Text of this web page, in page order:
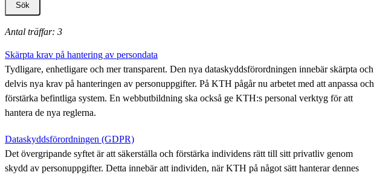
Antal träffar: 3
Skärpta krav på hantering av persondata
Tydligare, enhetligare och mer transparent. Den nya dataskyddsförordningen innebär skärpta och
delvis nya krav på hanteringen av personuppgifter. På KTH pågår nu arbetet med att anpassa och
förstärka befintliga system. En webbutbildning ska också ge KTH:s personal verktyg för att
hantera de nya reglerna.
Dataskyddsförordningen (GDPR)
Det övergripande syftet är att säkerställa och förstärka individens rätt till sitt privatliv genom
skydd av personuppgifter. Detta innebär att individen, när KTH på något sätt hanterar dennes